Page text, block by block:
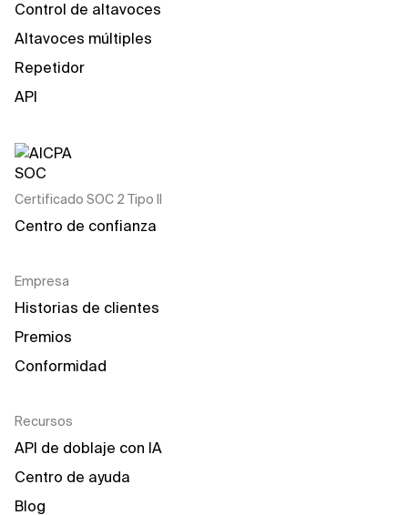
Control de altavoces
Altavoces múltiples
Repetidor
API
Certificado SOC 2 Tipo II
Centro de confianza
Empresa
Historias de clientes
Premios
Conformidad
Recursos
API de doblaje con IA
Centro de ayuda
Blog